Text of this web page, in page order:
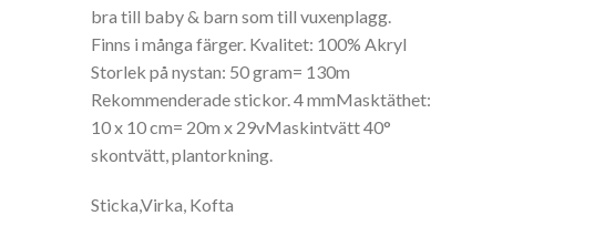
bra till baby & barn som till vuxenplagg.
Finns i många färger. Kvalitet: 100% Akryl
Storlek på nystan: 50 gram= 130m
Rekommenderade stickor. 4 mmMasktäthet:
10 x 10 cm= 20m x 29vMaskintvätt 40°
skontvätt, plantorkning.
Sticka,Virka, Kofta